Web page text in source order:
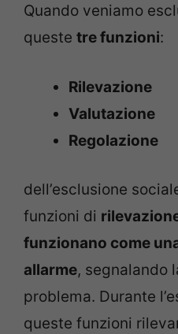
Quando veniamo
queste tre funzioni:
Rilevazione
Valutazione
Regolazione
dell’esclusione
funzioni di
funzionano come
allarme, segnalando
problema. Durante
queste funzioni